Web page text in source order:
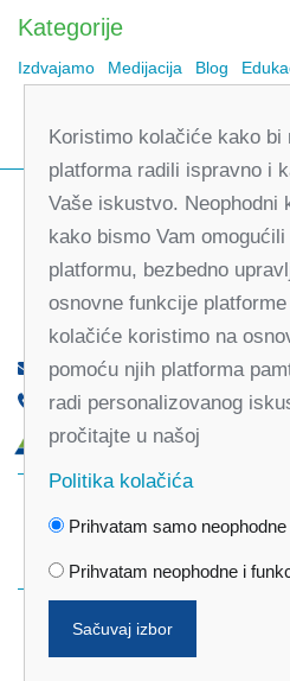
Kategorije
Izdvajamo Medijacija Blog
office@partners-serbia.org
(+381 11) 32 31 551, (+381
Kralja Milana 10, 11000
Politika privatnosti
Koristimo kolačiće kako bi
platforma radili ispravno i
Vaše iskustvo. Neophodni
kako bismo Vam
platformu, bezbedno
osnovne funkcije
kolačiće koristimo na
pomoću njih platforma
radi personalizovanog
pročitajte u našoj
Politika kolačića
Prihvatam samo
Prihvatam neophodne i
Sačuvaj izbor